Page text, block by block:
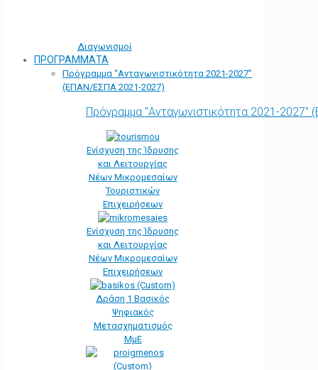
Διαγωνισμοί
ΠΡΟΓΡΑΜΜΑΤΑ
Πρόγραμμα “Ανταγωνιστικότητα 2021-2027”
(ΕΠΑΝ/ΕΣΠΑ 2021-2027)
Πρόγραμμα "Ανταγωνιστικότητα 2021-
Ενίσχυση της Ίδρυσης
και Λειτουργίας
Νέων Μικρομεσαίων
Τουριστικών
Επιχειρήσεων
Ενίσχυση της Ίδρυσης
και Λειτουργίας
Νέων Μικρομεσαίων
Επιχειρήσεων
Δράση 1 Βασικός
Ψηφιακός
Μετασχηματισμός
ΜμΕ